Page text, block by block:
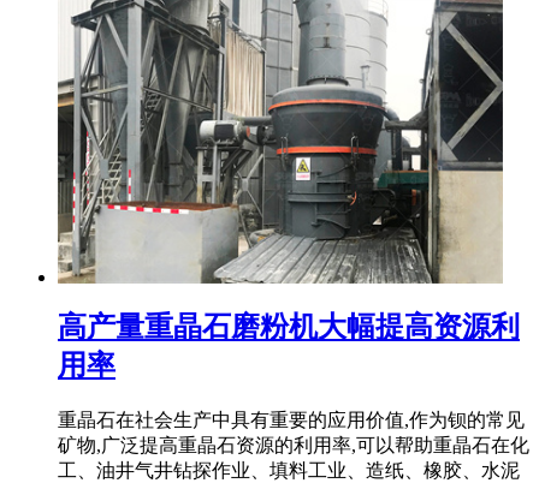
高产量重晶石磨粉机大幅提高资源利
用率
重晶石在社会生产中具有重要的应用价值,作为钡的常见
矿物,广泛提高重晶石资源的利用率,可以帮助重晶石在化
工、油井气井钻探作业、填料工业、造纸、橡胶、水泥